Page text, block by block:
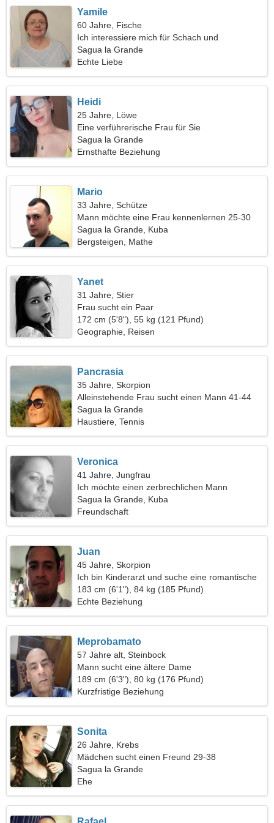
Yamile
60 Jahre, Fische
Ich interessiere mich für Schach und
Rollschuhlaufen
Sagua la Grande
Echte Liebe
Heidi
25 Jahre, Löwe
Eine verführerische Frau für Sie
Sagua la Grande
Ernsthafte Beziehung
Mario
33 Jahre, Schütze
Mann möchte eine Frau kennenlernen 25-30
Sagua la Grande, Kuba
Bergsteigen, Mathe
Yanet
31 Jahre, Stier
Frau sucht ein Paar
172 cm (5'8"), 55 kg (121 Pfund)
Geographie, Reisen
Pancrasia
35 Jahre, Skorpion
Alleinstehende Frau sucht einen Mann 41-44
Sagua la Grande
Haustiere, Tennis
Veronica
41 Jahre, Jungfrau
Ich möchte einen zerbrechlichen Mann
kennenlernen
Sagua la Grande, Kuba
Freundschaft
Juan
45 Jahre, Skorpion
Ich bin Kinderarzt und suche eine romantische
Frau
183 cm (6'1"), 84 kg (185 Pfund)
Echte Beziehung
Meprobamato
57 Jahre alt, Steinbock
Mann sucht eine ältere Dame
189 cm (6'3"), 80 kg (176 Pfund)
Kurzfristige Beziehung
Sonita
26 Jahre, Krebs
Mädchen sucht einen Freund 29-38
Sagua la Grande
Ehe